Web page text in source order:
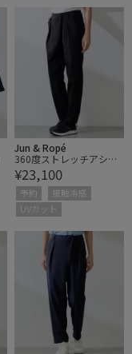
Jun & Ropé
360度ストレッチアシン
メトリータックパンツ/U
V・吸水速乾
¥23,100
予約
接触冷感
UVカット